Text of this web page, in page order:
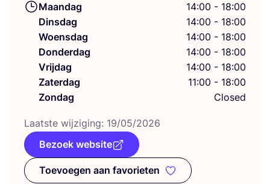
Maandag
14:00 - 18:00
Dinsdag
14:00 - 18:00
Woensdag
14:00 - 18:00
Donderdag
14:00 - 18:00
Vrijdag
14:00 - 18:00
Zaterdag
11:00 - 18:00
Zondag
Closed
Laat­ste wij­zi­ging: 19/05/2026
Bezoek website
Toevoegen aan favorieten
Toevoegen aan favorieten